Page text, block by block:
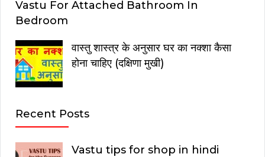
Vastu For Attached Bathroom In
Bedroom
वास्तु शास्त्र के अनुसार घर का नक्शा कैसा
होना चाहिए (दक्षिणा मुखी)
Recent Posts
Vastu tips for shop in hindi